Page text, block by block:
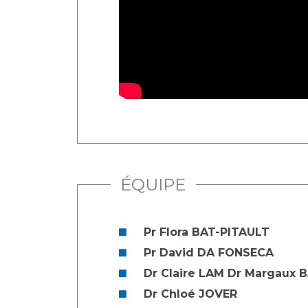
ÉQUIPE
Pr Flora BAT-PITAULT
Pr David DA FONSECA
Dr Claire LAM Dr Margaux
Dr Chloé JOVER